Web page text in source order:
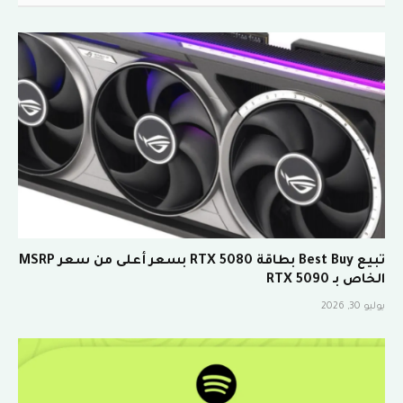
تبيع Best Buy بطاقة RTX 5080 بسعر أعلى من سعر MSRP
الخاص بـ RTX 5090
يوليو 30, 2026